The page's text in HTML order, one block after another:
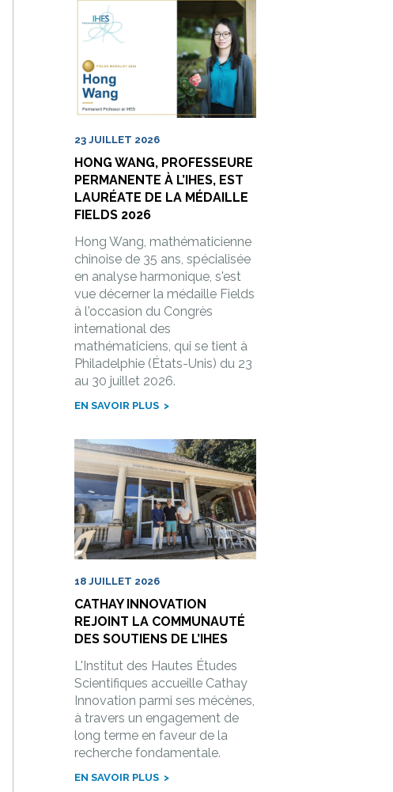
23 JUILLET 2026
HONG WANG, PROFESSEURE
PERMANENTE À L’IHES, EST
LAURÉATE DE LA MÉDAILLE
FIELDS 2026
Hong Wang, mathématicienne
chinoise de 35 ans, spécialisée
en analyse harmonique, s'est
vue décerner la médaille Fields
à l'occasion du Congrès
international des
mathématiciens, qui se tient à
Philadelphie (États-Unis) du 23
au 30 juillet 2026.
EN SAVOIR PLUS
18 JUILLET 2026
CATHAY INNOVATION
REJOINT LA COMMUNAUTÉ
DES SOUTIENS DE L’IHES
L'Institut des Hautes Études
Scientifiques accueille Cathay
Innovation parmi ses mécènes,
à travers un engagement de
long terme en faveur de la
recherche fondamentale.
EN SAVOIR PLUS